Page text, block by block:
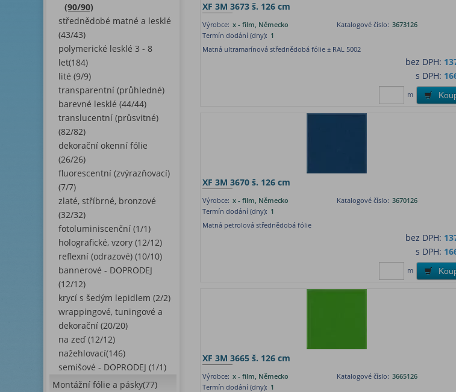
(90/90)
střednědobé matné a lesklé
(43/43)
polymerické lesklé 3 - 8
let(184)
lité (9/9)
transparentní (průhledné)
barevné lesklé (44/44)
translucentní (průsvitné)
(82/82)
dekorační okenní fólie
(26/26)
fluorescentní (zvýrazňovací)
(7/7)
zlaté, stříbrné, bronzové
(32/32)
fotoluminiscenční (1/1)
holografické, vzory (12/12)
reflexní (odrazové) (10/10)
bannerové - DOPRODEJ
(12/12)
krycí s šedým lepidlem (2/2)
wrappingové, tuningové a
dekorační (20/20)
na zeď (12/12)
nažehlovací(146)
semišové - DOPRODEJ (1/1)
Montážní fólie a pásky(77)
XF 3M 3673 š. 126 cm
Výrobce: x - film, Německo Katalogové číslo: 3673126
Termín dodání (dny): 1
Matná ultramarínová střednědobá fólie ± RAL 5002
bez DPH:
s DPH:
m
XF 3M 3670 š. 126 cm
Výrobce: x - film, Německo Katalogové číslo: 3670126
Termín dodání (dny): 1
Matná petrolová střednědobá fólie
bez DPH:
s DPH:
m
XF 3M 3665 š. 126 cm
Výrobce: x - film, Německo Katalogové číslo: 3665126
Termín dodání (dny): 1